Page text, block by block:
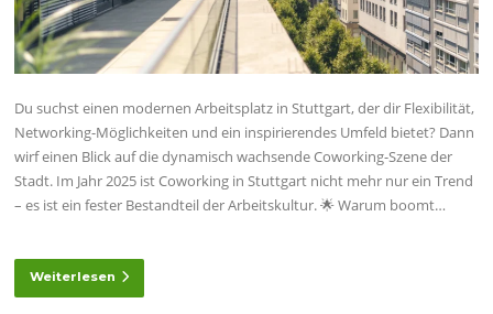
Du suchst einen modernen Arbeitsplatz in Stuttgart, der dir Flexibilität,
Networking-Möglichkeiten und ein inspirierendes Umfeld bietet? Dann
wirf einen Blick auf die dynamisch wachsende Coworking-Szene der
Stadt. Im Jahr 2025 ist Coworking in Stuttgart nicht mehr nur ein Trend
– es ist ein fester Bestandteil der Arbeitskultur. 🌟 Warum boomt…
Weiterlesen